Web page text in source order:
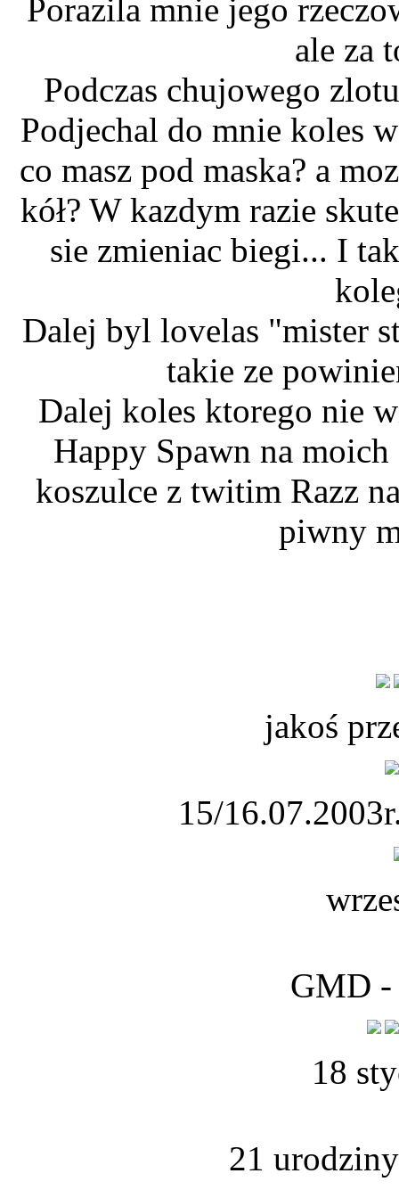
Porazila mnie jego
ale za
Podczas chujowego
Podjechal do mnie koles
co masz pod maska? a
kół? W kazdym razie
sie zmieniac biegi... I
Dalej byl lovelas "mister
takie ze
Dalej koles ktorego nie
Happy Spawn na
koszulce z twitim Razz
piwny
jakoś
15/
GMD -
18
21